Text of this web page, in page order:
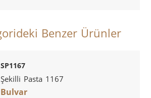
Benzer Ürünler
SP1167
Şekilli Pasta 1167
Bulvar